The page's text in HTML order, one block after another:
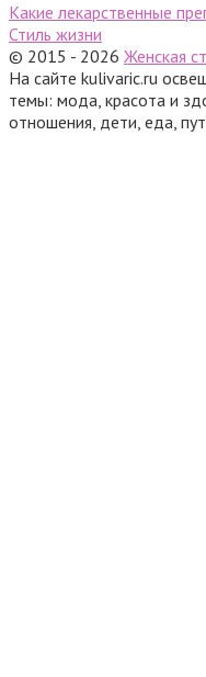
Какие лекарственные
Стиль жизни
© 2015 - 2026 Женская
На сайте kulivaric.ru
темы: мода, красота и
отношения, дети, еда,